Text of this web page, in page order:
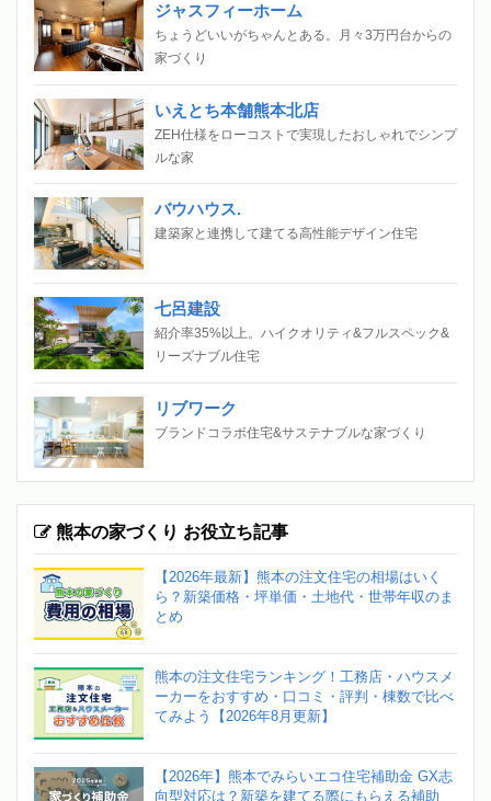
ジャスフィーホーム
ちょうどいいがちゃんとある。月々3万円台からの
家づくり
いえとち本舗熊本北店
ZEH仕様をローコストで実現したおしゃれでシンプ
ルな家
バウハウス.
建築家と連携して建てる高性能デザイン住宅
七呂建設
紹介率35%以上。ハイクオリティ&フルスペック&
リーズナブル住宅
リブワーク
ブランドコラボ住宅&サステナブルな家づくり
熊本の家づくり お役立ち記事
【2026年最新】熊本の注文住宅の相場はいく
ら？新築価格・坪単価・土地代・世帯年収のま
とめ
熊本の注文住宅ランキング！工務店・ハウスメ
ーカーをおすすめ・口コミ・評判・棟数で比べ
てみよう【2026年8月更新】
【2026年】熊本でみらいエコ住宅補助金 GX志
向型対応は？新築を建てる際にもらえる補助